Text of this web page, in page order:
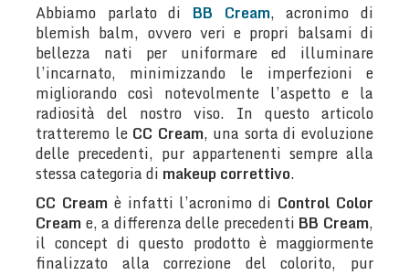
Abbiamo parlato di BB Cream, acronimo di
blemish balm, ovvero veri e propri balsami di
bellezza nati per uniformare ed illuminare
l’incarnato, minimizzando le imperfezioni e
migliorando così notevolmente l’aspetto e la
radiosità del nostro viso. In questo articolo
tratteremo le CC Cream, una sorta di evoluzione
delle precedenti, pur appartenenti sempre alla
stessa categoria di makeup correttivo.
CC Creamè infatti l’acronimo di Control Color
Creame, a differenza delle precedenti BB Cream,
il concept di questo prodotto è maggiormente
finalizzato alla correzione del colorito, pur